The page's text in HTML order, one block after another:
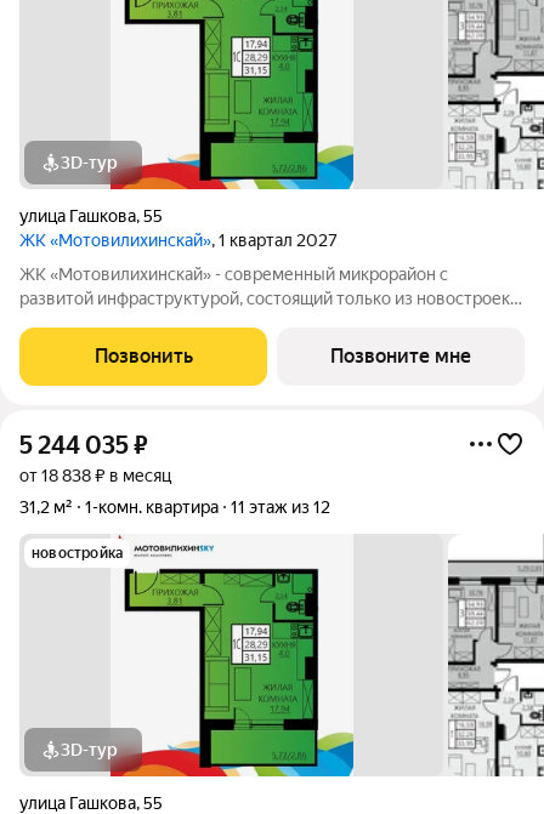
3D-тур
улица Гашкова,55
ЖК «Мотовилихинскай», 1 квартал 2027
ЖК «Мотовилихинскай» - современный микрорайон с
развитой инфраструктурой, состоящий только из новостроек.
кварталами на территории 22 Га 1. Сочетание проверенных
технологий строительства с современными
Позвонить Позвоните мне
5 244 035₽
от 18 838 ₽ в месяц
31,2 м²
1-комн. квартира 11 этаж из 12
новостройка
3D-тур
улица Гашкова,55